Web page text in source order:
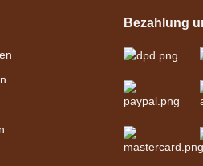
Bezahlung